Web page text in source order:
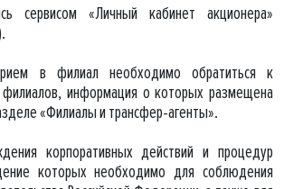
сервисом «Личный кабинет акционера»
в филиал необходимо обратиться к
информация о которых размещена
«Филиалы и трансфер-агенты».
корпоративных действий и процедур
которых необходимо для соблюдения